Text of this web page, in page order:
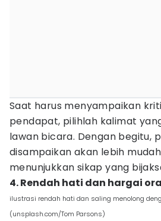
Saat harus menyampaikan
pendapat, pilihlah kalimat
lawan bicara. Dengan begitu,
disampaikan akan lebih
menunjukkan sikap yang
4. Rendah hati dan hargai
ilustrasi rendah hati dan saling menolong
(unsplash.com/Tom Parsons)